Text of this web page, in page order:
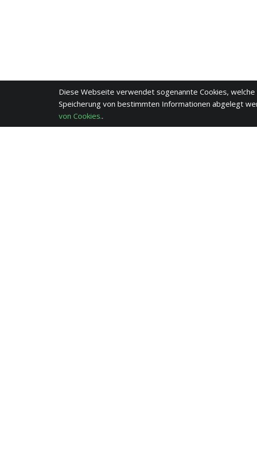
Diese Webseite verwendet sogenannte Cookies,
Speicherung von bestimmten Informationen abgelegt
von Cookies..